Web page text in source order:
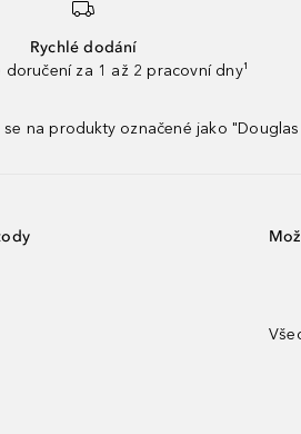
Rychlé dodání
doručení za 1 až 2 pracovní dny¹
se na produkty označené jako